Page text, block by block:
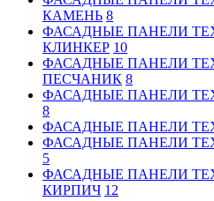
КАМЕНЬ 8
ФАСАДНЫЕ ПАНЕЛИ
КЛИНКЕР 10
ФАСАДНЫЕ ПАНЕЛИ
ПЕСЧАНИК 8
ФАСАДНЫЕ ПАНЕЛИ
8
ФАСАДНЫЕ ПАНЕЛИ
ФАСАДНЫЕ ПАНЕЛИ
5
ФАСАДНЫЕ ПАНЕЛИ
КИРПИЧ 12